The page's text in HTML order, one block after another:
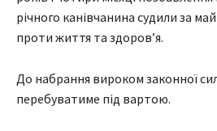
річного канівчанина судили за
проти життя та здоров’я.
До набрання вироком законної
перебуватиме під вартою.